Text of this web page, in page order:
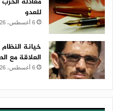
للعدو
6 أغسطس، 2026 20:38
خيانة
العلاقة مع
6 أغسطس، 2026 20:37